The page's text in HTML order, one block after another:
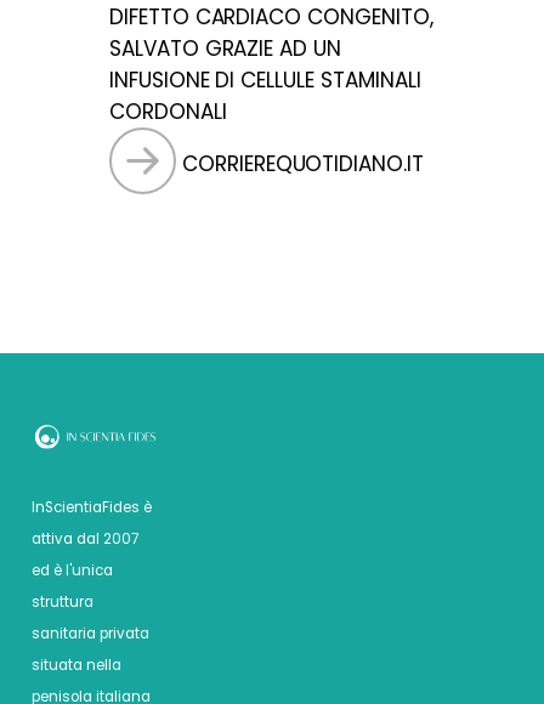
DIFETTO CARDIACO CONGENITO,
SALVATO GRAZIE AD UN
INFUSIONE DI CELLULE STAMINALI
CORDONALI
CORRIEREQUOTIDIANO.IT
InScientiaFides è
attiva dal 2007
ed è l'unica
struttura
sanitaria privata
situata nella
penisola italiana